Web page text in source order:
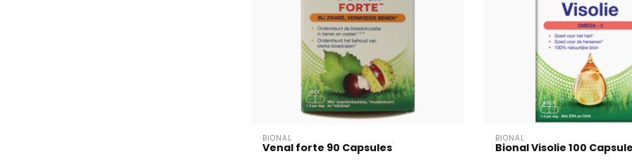
BIONAL
Venal forte 90 Capsules
BIONAL
Bional Visolie 100